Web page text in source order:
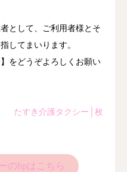
として、ご利用者様とそ
してまいります。
をどうぞよろしくお願い
たすき介護タクシー│枚
のhpはこちら